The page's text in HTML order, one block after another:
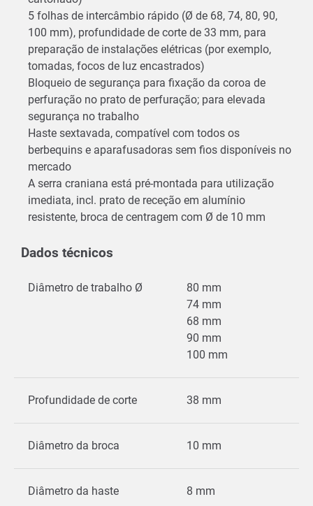
5 folhas de intercâmbio rápido (Ø de 68, 74, 80, 90,
100 mm), profundidade de corte de 33 mm, para
preparação de instalações elétricas (por exemplo,
tomadas, focos de luz encastrados)
Bloqueio de segurança para fixação da coroa de
perfuração no prato de perfuração; para elevada
segurança no trabalho
Haste sextavada, compatível com todos os
berbequins e aparafusadoras sem fios disponíveis no
mercado
A serra craniana está pré-montada para utilização
imediata, incl. prato de receção em alumínio
resistente, broca de centragem com Ø de 10 mm
Dados técnicos
Diâmetro de trabalho Ø
80 mm
74 mm
68 mm
90 mm
100 mm
Profundidade de corte 38 mm
Diâmetro da broca 10 mm
Diâmetro da haste 8 mm